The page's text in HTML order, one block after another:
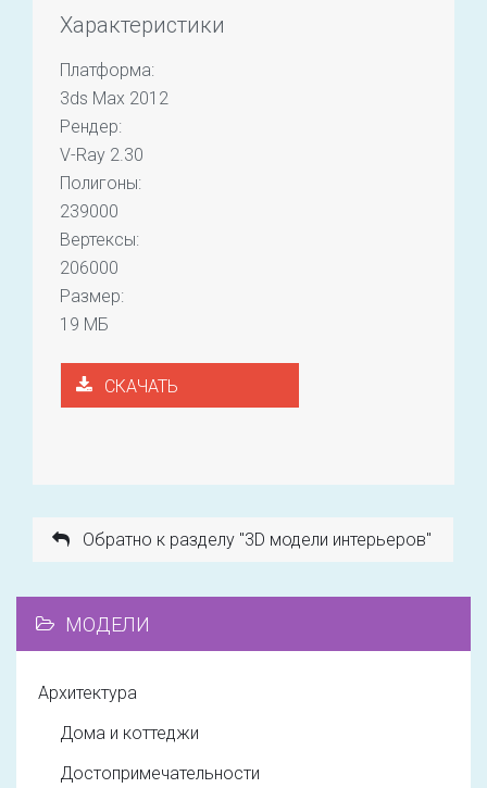
Характеристики
Платформа:
3ds Max 2012
Рендер:
V-Ray 2.30
Полигоны:
239000
Вертексы:
206000
Размер:
19 МБ
СКАЧАТЬ
Обратно к разделу "3D модели интерьеров"
МОДЕЛИ
Архитектура
Дома и коттеджи
Достопримечательности